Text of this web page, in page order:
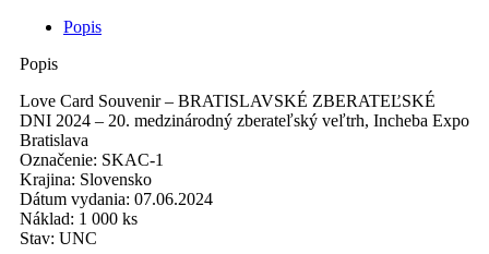
DNIPopis
Popis
Love Card Souvenir – BRATISLAVSKÉ ZBERATEĽSKÉ
DNI 2024 – 20. medzinárodný zberateľský veľtrh, Incheba Expo
Bratislava
Označenie: SKAC-1
Krajina: Slovensko
Dátum vydania: 07.06.2024
Náklad: 1 000 ks
Stav: UNC